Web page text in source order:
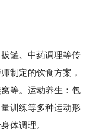
罐、中药调理等传
制定的饮食方案，
等。运动养生：包
训练等多种运动形
体调理。